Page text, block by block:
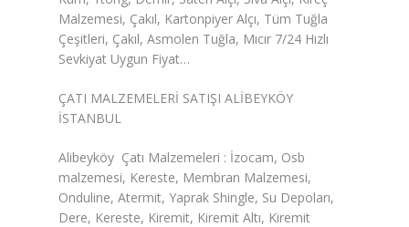
Duvar Paneli, Söve, Dekoratif
Kaplama
BİZE ULAŞIN
Malzemesi, Çakıl, Kartonpiyer Alçı, Tüm Tuğla
Çeşitleri, Çakıl, Asmolen Tuğla, Mıcır 7/24 Hızlı
Sevkiyat Uygun Fiyat…
ÇATI MALZEMELERİ SATIŞI ALİBEYKÖY
İSTANBUL
Alibeyköy Çatı Malzemeleri : İzocam, Osb
malzemesi, Kereste, Membran Malzemesi,
Onduline, Atermit, Yaprak Shingle, Su Depoları,
Dere, Kereste, Kiremit, Kiremit Altı, Kiremit